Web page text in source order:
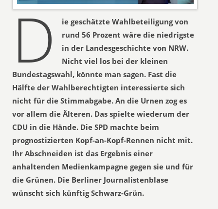
D
ie geschätzte Wahlbeteiligung von
rund 56 Prozent wäre die niedrigste
in der Landesgeschichte von NRW.
Nicht viel los bei der kleinen
Bundestagswahl, könnte man sagen. Fast die
Hälfte der Wahlberechtigten interessierte sich
nicht für die Stimmabgabe. An die Urnen zog es
vor allem die Älteren. Das spielte wiederum der
CDU in die Hände. Die SPD machte beim
prognostizierten Kopf-an-Kopf-Rennen nicht mit.
Ihr Abschneiden ist das Ergebnis einer
anhaltenden Medienkampagne gegen sie und für
die Grünen. Die Berliner Journalistenblase
wünscht sich künftig Schwarz-Grün.